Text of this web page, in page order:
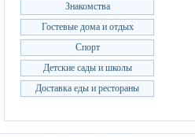
Знакомства
Гостевые дома и отдых
Спорт
Детские сады и школы
Доставка еды и рестораны